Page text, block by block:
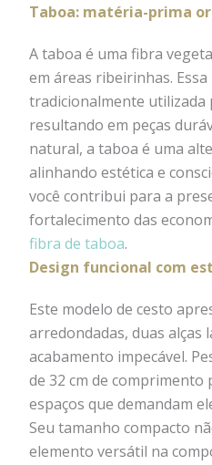
Taboa: matéria-prima
A taboa é uma fibra
em áreas ribeirinhas.
tradicionalmente utilizada
resultando em peças
natural, a taboa é uma
alinhando estética e consciência ecológica. Ao
você contribui para a
fortalecimento das
fibra de taboa.
Design funcional com
Este modelo de cesto
arredondadas, duas alças
acabamento impecável.
de 32 cm de comprimento
espaços que demandam
Seu tamanho compacto
elemento versátil na